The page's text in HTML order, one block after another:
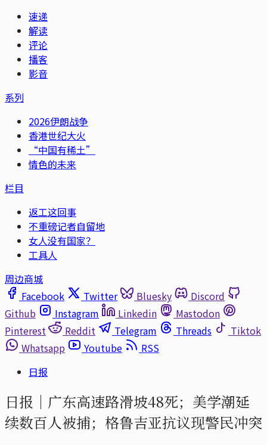
速递
解读
评论
播客
影音
系列
2026伊朗战争
香港世纪大火
“中国有稀土”
情色的未来
栏目
返工这回事
不重磅记者自留地
女人没有国家？
工具人
周边商城
Facebook
Twitter Bluesky
Discord
Github
Instagram Linkedin
Mastodon
Pinterest
Reddit Telegram Threads
Tiktok
Whatsapp
Youtube
RSS
日报
日报｜广东高速路滑坡48死；美学潮延
续数百人被捕；格鲁吉亚抗议现警民冲突